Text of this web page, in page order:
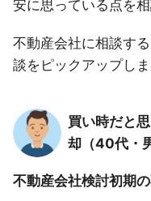
安に思っている点を
不動産会社に相談す
談をピックアップしま
買い時だと
却（40代・
不動産会社検討初期